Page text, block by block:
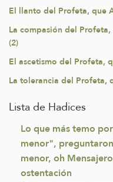
El llanto del Profeta, que
La compasión del
(2)
El ascetismo del Profeta,
La tolerancia del Profeta,
Lista de Hadices
Lo que más temo
menor",
menor, oh
ostentación